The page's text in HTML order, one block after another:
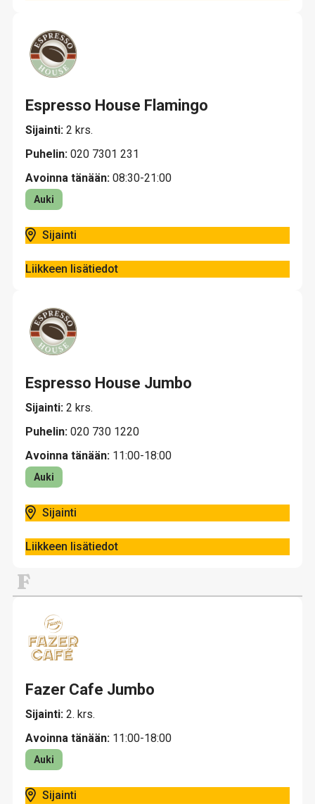
Espresso House Flamingo
Sijainti: 2 krs.
Puhelin: 020 7301 231
Avoinna tänään: 08:30-21:00
Auki
Sijainti
Liikkeen lisätiedot
Espresso House Jumbo
Sijainti: 2 krs.
Puhelin: 020 730 1220
Avoinna tänään: 11:00-18:00
Auki
Sijainti
Liikkeen lisätiedot
F
Fazer Cafe Jumbo
Sijainti: 2. krs.
Avoinna tänään: 11:00-18:00
Auki
Sijainti